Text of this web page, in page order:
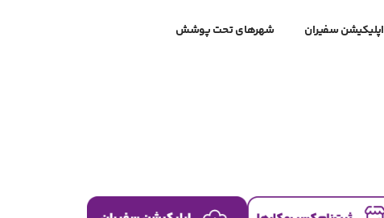
اپلیکیشن سفیران شهرهای تحت پوشش